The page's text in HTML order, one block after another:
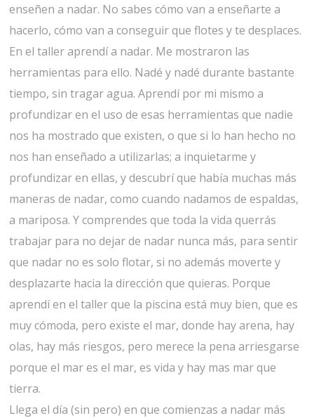
enseñen a nadar. No sabes cómo van a enseñarte a
hacerlo, cómo van a conseguir que flotes y te desplaces.
En el taller aprendí a nadar. Me mostraron las
herramientas para ello. Nadé y nadé durante bastante
tiempo, sin tragar agua. Aprendí por mi mismo a
profundizar en el uso de esas herramientas que nadie
nos ha mostrado que existen, o que si lo han hecho no
nos han enseñado a utilizarlas; a inquietarme y
profundizar en ellas, y descubrí que había muchas más
maneras de nadar, como cuando nadamos de espaldas,
a mariposa. Y comprendes que toda la vida querrás
trabajar para no dejar de nadar nunca más, para sentir
que nadar no es solo flotar, si no además moverte y
desplazarte hacia la dirección que quieras. Porque
aprendí en el taller que la piscina está muy bien, que es
muy cómoda, pero existe el mar, donde hay arena, hay
olas, hay más riesgos, pero merece la pena arriesgarse
porque el mar es el mar, es vida y hay mas mar que
tierra.
Llega el día (sin pero) en que comienzas a nadar más